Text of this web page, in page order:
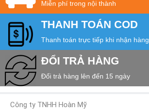
Miễn phí trong nội thành
THANH TOÁN COD
Thanh toán trực tiếp khi nhận hàng
ĐỔI TRẢ HÀNG
Đổi trả hàng lên đến 15 ngày
Công ty TNHH Hoàn Mỹ